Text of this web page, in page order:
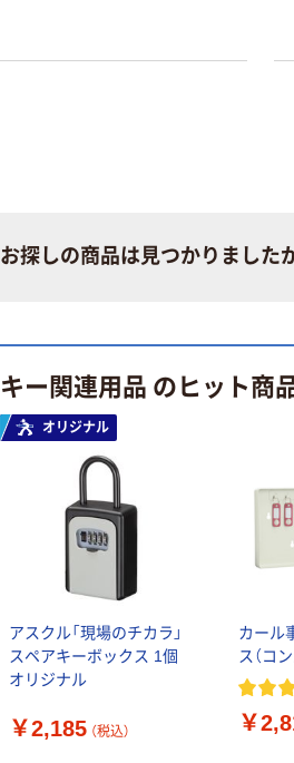
お探しの商品は見つかりました
キー関連用品 のヒット商
オリジナル
アスクル「現場のチカラ」
スペアキーボックス 1個
オリジナル
￥2,185 （税込）
カール
ス（コ
￥